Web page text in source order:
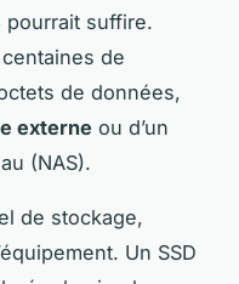
pourrait suffire.
de
de données,
externe ou d’un
(NAS).
de stockage,
Un SSD